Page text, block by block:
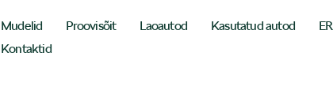
Mudelid Proovisõit Laoautod Kasutatud autod
Kontaktid